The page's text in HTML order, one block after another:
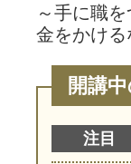
～手に職
金をかけ
開講
注目